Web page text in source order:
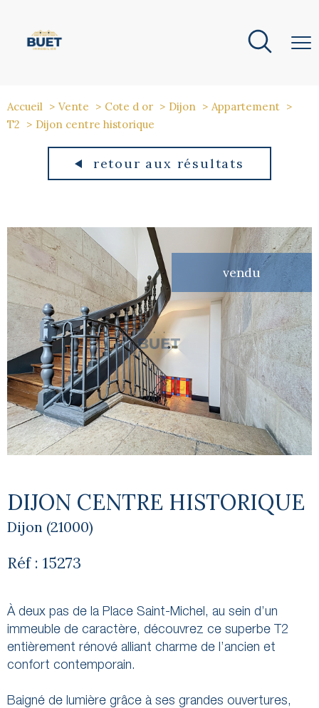
Accueil Vente Cote d or Dijon
Appartement
T2
Dijon centre historique
retour aux résultats
vendu
DIJON CENTRE HISTORIQUE
Dijon (21000)
Réf : 15273
À deux pas de la Place Saint-Michel, au sein d’un
immeuble de caractère, découvrez ce superbe T2
entièrement rénové alliant charme de l’ancien et
confort contemporain.
Baigné de lumière grâce à ses grandes ouvertures,